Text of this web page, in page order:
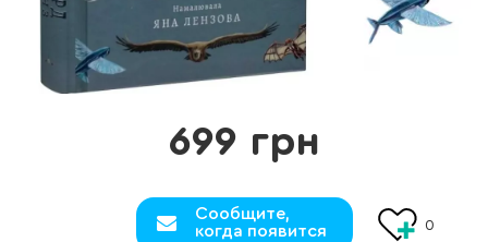
699 грн
Сообщите,
когда появится
0